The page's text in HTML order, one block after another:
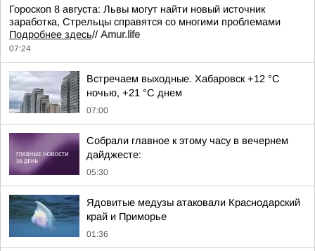
Гороскоп 8 августа: Львы могут найти новый источник
заработка, Стрельцы справятся со многими проблемами
Подробнее здесь// Аmur.life
07:24
Встречаем выходные. Хабаровск +12 °C
ночью, +21 °C днем
07:00
Собрали главное к этому часу в вечернем
дайджесте:
05:30
Ядовитые медузы атаковали Краснодарский
край и Приморье
01:36